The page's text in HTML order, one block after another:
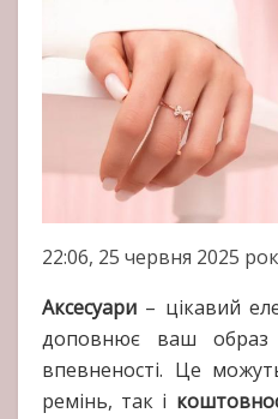
22:06, 25 червня 2025
Аксесуари – цікавий
доповнює ваш образ
впевненості. Це
ремінь, так і